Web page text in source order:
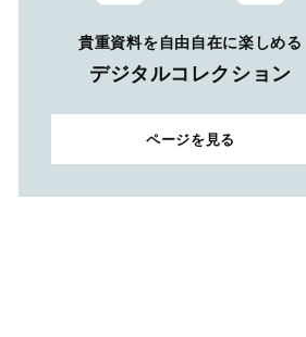
貴重資料を自由自在に楽しめる
デジタルコレクション
ページを見る